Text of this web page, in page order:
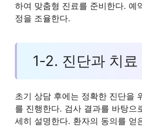
하여 맞춤형 진료를 준비한다. 예
정을 조율한다.
1-2. 진단과 치료
초기 상담 후에는 정확한 진단을
를 진행한다. 검사 결과를 바탕으
세히 설명한다. 환자의 동의를 얻